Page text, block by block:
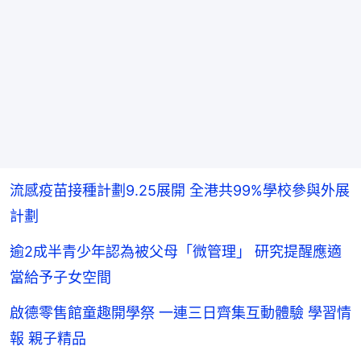
流感疫苗接種計劃9.25展開 全港共99%學校參與外展
計劃
逾2成半青少年認為被父母「微管理」 研究提醒應適
當給予子女空間
啟德零售館童趣開學祭 一連三日齊集互動體驗 學習情
報 親子精品